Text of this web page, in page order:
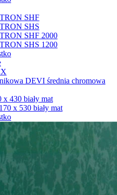
SHF
SHS
SHF 2000
SHS 1200
DEVI średnia chromowa
430 biały mat
х 530 biały mat